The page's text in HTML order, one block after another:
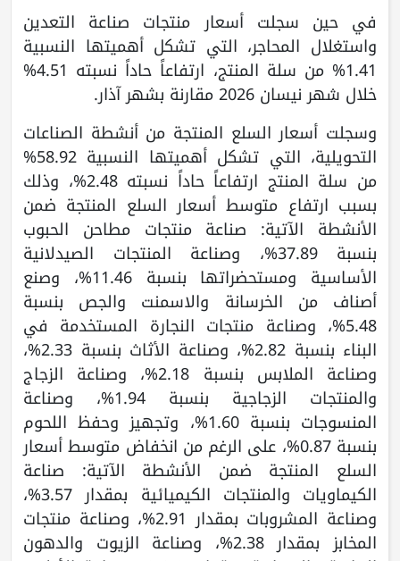
في حين سجلت أسعار منتجات صناعة التعدين
واستغلال المحاجر، التي تشكل أهميتها النسبية
1.41% من سلة المنتج، ارتفاعاً حاداً نسبته 4.51%
خلال شهر نيسان 2026 مقارنة بشهر آذار.
وسجلت أسعار السلع المنتجة من أنشطة الصناعات
التحويلية، التي تشكل أهميتها النسبية 58.92%
من سلة المنتج ارتفاعاً حاداً نسبته 2.48%، وذلك
بسبب ارتفاع متوسط أسعار السلع المنتجة ضمن
الأنشطة الآتية: صناعة منتجات مطاحن الحبوب
بنسبة 37.89%، وصناعة المنتجات الصيدلانية
الأساسية ومستحضراتها بنسبة 11.46%، وصنع
أصناف من الخرسانة والاسمنت والجص بنسبة
5.48%، وصناعة منتجات النجارة المستخدمة في
البناء بنسبة 2.82%، وصناعة الأثاث بنسبة 2.33%،
وصناعة الملابس بنسبة 2.18%، وصناعة الزجاج
والمنتجات الزجاجية بنسبة 1.94%، وصناعة
المنسوجات بنسبة 1.60%، وتجهيز وحفظ اللحوم
بنسبة 0.87%، على الرغم من انخفاض متوسط أسعار
السلع المنتجة ضمن الأنشطة الآتية: صناعة
الكيماويات والمنتجات الكيميائية بمقدار 3.57%،
وصناعة المشروبات بمقدار 2.91%، وصناعة منتجات
المخابز بمقدار 2.38%، وصناعة الزيوت والدهون